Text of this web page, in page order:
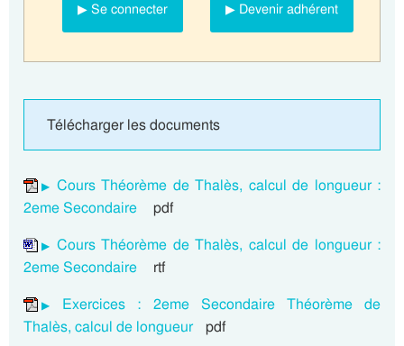
▶ Se connecter ▶ Devenir adhérent
Télécharger les documents
Cours Théorème de Thalès, calcul de longueur :
2eme Secondaire
pdf
Cours Théorème de Thalès, calcul de longueur :
2eme Secondaire
rtf
Exercices : 2eme Secondaire Théorème de
Thalès, calcul de longueur pdf